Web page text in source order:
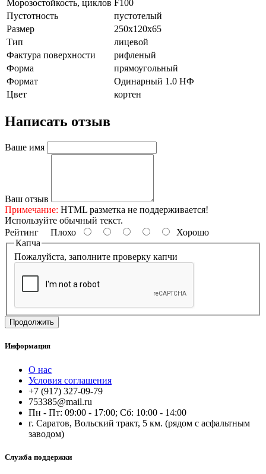
Морозостойкость, циклов F100
Пустотность
пустотелый
Размер
250х120х65
Тип
лицевой
Фактура поверхности
рифленый
Форма
прямоугольный
Формат
Одинарный 1.0 НФ
Цвет
кортен
Написать отзыв
Ваше имя
Ваш отзыв
Примечание: HTML разметка не поддерживается!
Используйте обычный текст.
Рейтинг Плохо
Хорошо
Капча
Пожалуйста, заполните проверку капчи
Продолжить
Информация
О нас
Условия соглашения
+7 (917) 327-09-79
753385@mail.ru
Пн - Пт: 09:00 - 17:00; Сб: 10:00 - 14:00
г. Саратов, Вольский тракт, 5 км. (рядом с асфальтным
заводом)
Служба поддержки